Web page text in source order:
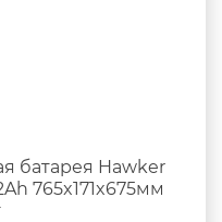
батарея Hawker
765x171x675мм